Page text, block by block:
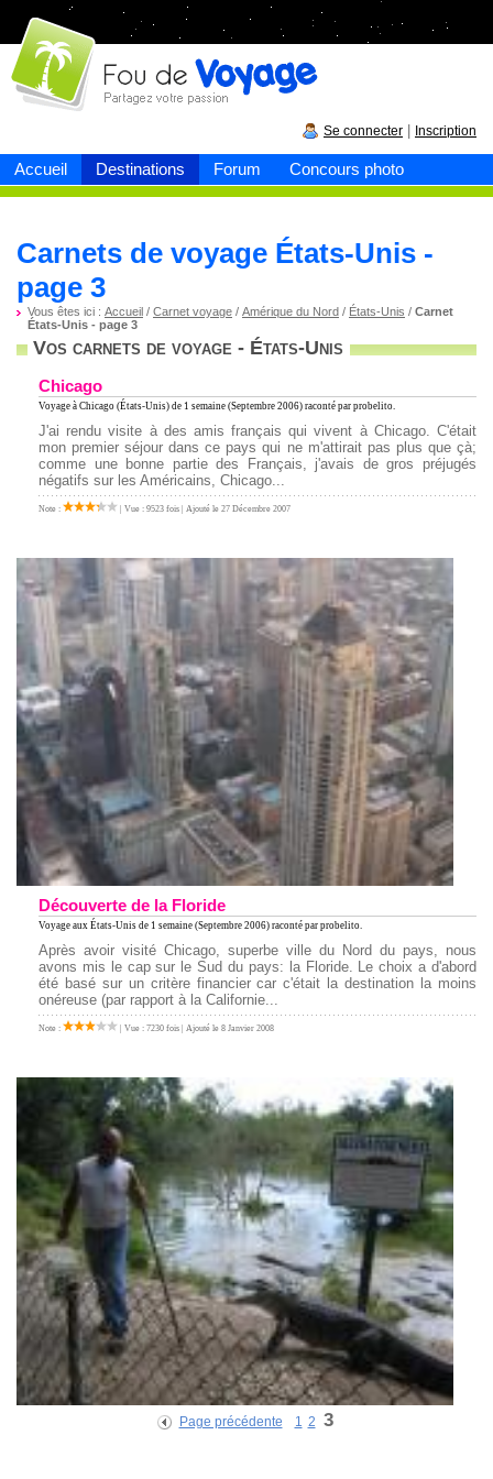
Accueil Destinations Forum Concours photo
Fou devoyage
Se connecter Inscription
Carnets de voyage États-Unis -
page 3
Vous êtes ici : Accueil / Carnet voyage / Amérique du Nord / États-Unis / Carnet
États-Unis - page 3
Vos carnets de voyage - États-Unis
Chicago
Voyage à Chicago (États-Unis) de 1 semaine (Septembre 2006) raconté par probelito.
J'ai rendu visite à des amis français qui vivent à Chicago. C'était
mon premier séjour dans ce pays qui ne m'attirait pas plus que çà;
comme une bonne partie des Français, j'avais de gros préjugés
négatifs sur les Américains, Chicago...
Note : | Vue : 9523 fois | Ajouté le 27 Décembre 2007
Découverte de la Floride
Voyage aux États-Unis de 1 semaine (Septembre 2006) raconté par probelito.
Après avoir visité Chicago, superbe ville du Nord du pays, nous
avons mis le cap sur le Sud du pays: la Floride. Le choix a d'abord
été basé sur un critère financier car c'était la destination la moins
onéreuse (par rapport à la Californie...
Note : | Vue : 7230 fois | Ajouté le 8 Janvier 2008
Page précédente 1 2 3